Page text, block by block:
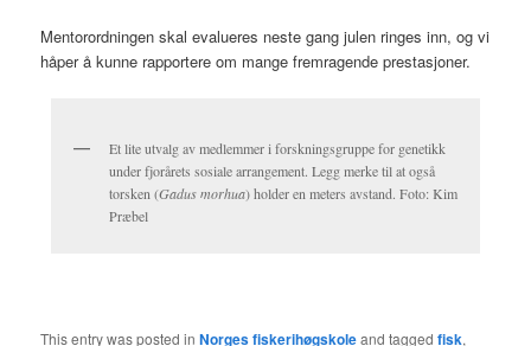
Mentorordningen skal evalueres neste gang julen ringes inn, og vi
håper å kunne rapportere om mange fremragende prestasjoner.
Et lite utvalg av medlemmer i forskningsgruppe for genetikk
under fjorårets sosiale arrangement. Legg merke til at også
torsken (Gadus morhua) holder en meters avstand. Foto: Kim
Præbel
This entry was posted inNorges fiskerihøgskoleand taggedfisk,